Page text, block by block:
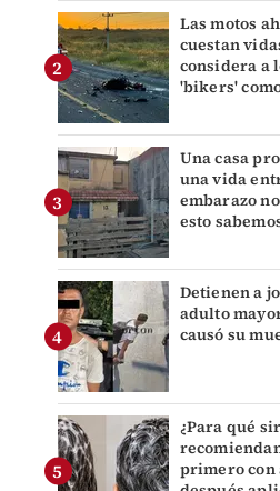
Las motos
cuestan
considera a
'bikers'
Una casa
una vida
embarazo
esto
Detienen a
adulto
causó su
¿Para qué
primero con